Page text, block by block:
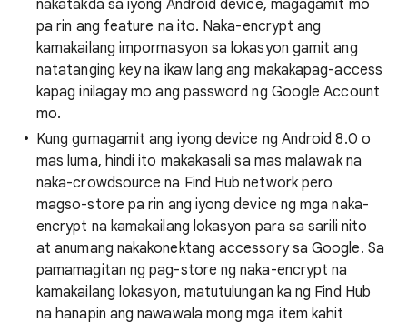
nakatakda sa iyong Android device, magagamit mo
pa rin ang feature na ito. Naka-encrypt ang
kamakailang impormasyon sa lokasyon gamit ang
natatanging key na ikaw lang ang makakapag-access
kapag inilagay mo ang password ng Google Account
mo.
Kung gumagamit ang iyong device ng Android 8.0 o
mas luma, hindi ito makakasali sa mas malawak na
naka-crowdsource na Find Hub network pero
magso-store pa rin ang iyong device ng mga naka-
encrypt na kamakailang lokasyon para sa sarili nito
at anumang nakakonektang accessory sa Google. Sa
pamamagitan ng pag-store ng naka-encrypt na
kamakailang lokasyon, matutulungan ka ng Find Hub
na hanapin ang nawawala mong mga item kahit